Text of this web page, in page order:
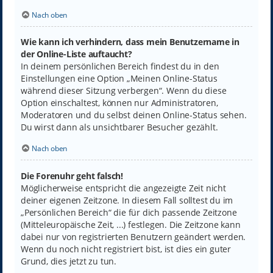
Nach oben
Wie kann ich verhindern, dass mein Benutzername in
der Online-Liste auftaucht?
In deinem persönlichen Bereich findest du in den
Einstellungen eine Option „Meinen Online-Status
während dieser Sitzung verbergen“. Wenn du diese
Option einschaltest, können nur Administratoren,
Moderatoren und du selbst deinen Online-Status sehen.
Du wirst dann als unsichtbarer Besucher gezählt.
Nach oben
Die Forenuhr geht falsch!
Möglicherweise entspricht die angezeigte Zeit nicht
deiner eigenen Zeitzone. In diesem Fall solltest du im
„Persönlichen Bereich“ die für dich passende Zeitzone
(Mitteleuropäische Zeit, ...) festlegen. Die Zeitzone kann
dabei nur von registrierten Benutzern geändert werden.
Wenn du noch nicht registriert bist, ist dies ein guter
Grund, dies jetzt zu tun.